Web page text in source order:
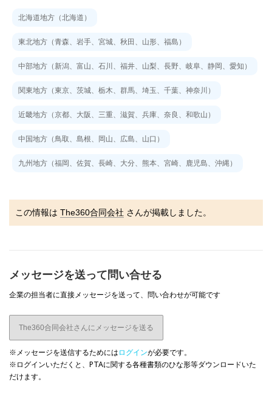
北海道地方（北海道）
東北地方（青森、岩手、宮城、秋田、山形、福島）
中部地方（新潟、富山、石川、福井、山梨、長野、岐阜、静岡、愛知）
関東地方（東京、茨城、栃木、群馬、埼玉、千葉、神奈川）
近畿地方（京都、大阪、三重、滋賀、兵庫、奈良、和歌山）
中国地方（鳥取、島根、岡山、広島、山口）
九州地方（福岡、佐賀、長崎、大分、熊本、宮崎、鹿児島、沖縄）
この情報は The360合同会社 さんが掲載しました。
メッセージを送って問い合せる
企業の担当者に直接メッセージを送って、問い合わせが可能です
The360合同会社さんにメッセージを送る
※メッセージを送信するためにはログインが必要です。
※ログインいただくと、PTAに関する各種書類のひな形等ダウンロードいた
だけます。